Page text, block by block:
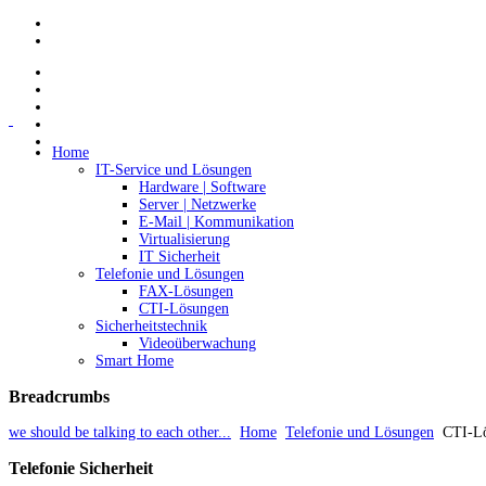
Home
IT-Service und Lösungen
Hardware | Software
Server | Netzwerke
E-Mail | Kommunikation
Virtualisierung
IT Sicherheit
Telefonie und Lösungen
FAX-Lösungen
CTI-Lösungen
Sicherheitstechnik
Videoüberwachung
Smart Home
Breadcrumbs
we should be talking to each other... Home Telefonie und Lösungen CTI-
Telefonie Sicherheit